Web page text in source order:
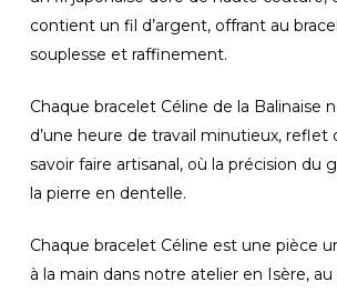
contient un fil d’argent, offrant au
souplesse et raffinement.
Chaque bracelet Céline de la Balinaise
d’une heure de travail minutieux, reflet
savoir faire artisanal, où la précision du
la pierre en dentelle.
Chaque bracelet Céline est une pièce
à la main dans notre atelier en Isère,